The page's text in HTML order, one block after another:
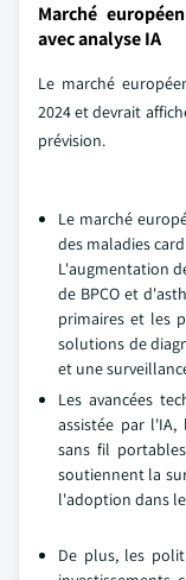
Marché
avec analyse IA
Le marché
2024 et devrait
prévision.
Le marché
des maladies
L'augmentation
de BPCO et
primaires et les
solutions de
et une
Les avancées
assistée par
sans fil
soutiennent la
l'adoption dans
De plus, les